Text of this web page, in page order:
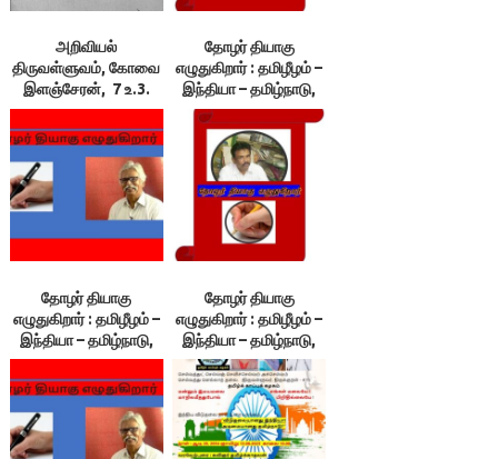
அறிவியல்
திருவள்ளுவம், கோவை
இளஞ்சேரன், 7 உ.3.
கல்வி ஏமம், 4.கேண்மை
ஏமம்
தோழர் தியாகு
எழுதுகிறார் : தமிழீழம் –
இந்தியா – தமிழ்நாடு,
திலீபன் நினைவுப்
பேருரை 3
தோழர் தியாகு
எழுதுகிறார் : தமிழீழம் –
இந்தியா – தமிழ்நாடு,
திலீபன் நினைவுப்
பேருரை 2
தோழர் தியாகு
எழுதுகிறார் : தமிழீழம் –
இந்தியா – தமிழ்நாடு,
திலீபன் நினைவுப்
பேருரை 1.